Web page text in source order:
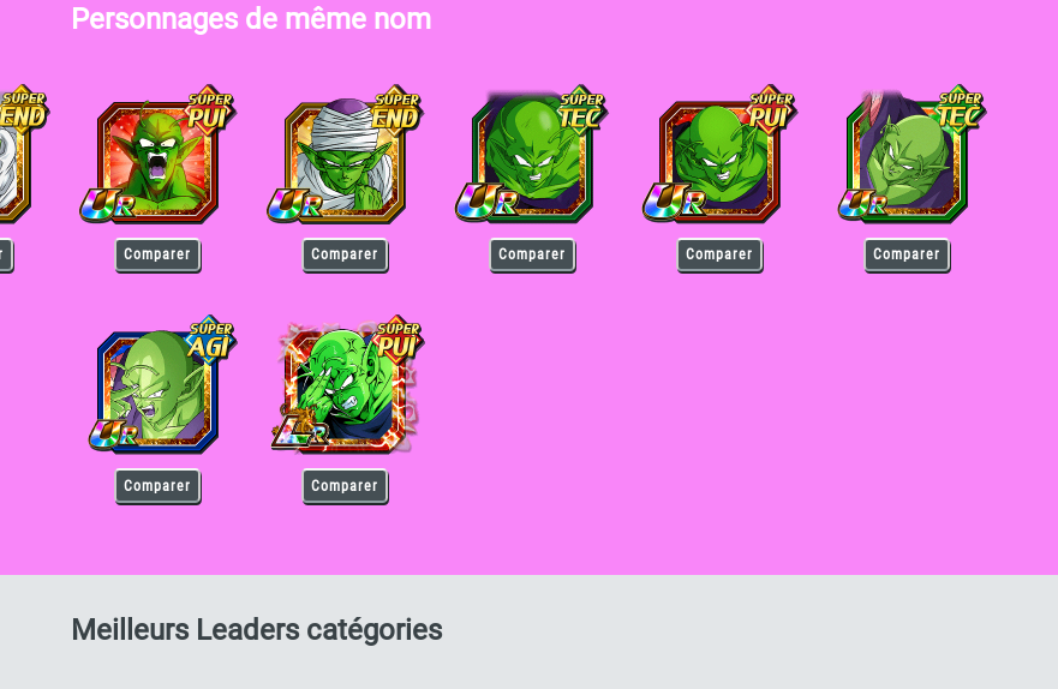
Personnages de même nom
Comparer Comparer Comparer Comparer Comparer
Comparer Comparer
Meilleurs Leaders catégoriespour Piccolo [INT]